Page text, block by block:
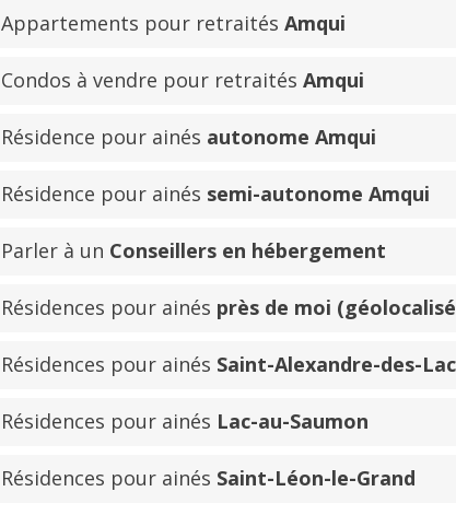
Appartements pour retraités Amqui
Condos à vendre pour retraités Amqui
Résidence pour ainés autonome Amqui
Résidence pour ainés semi-autonome Amqui
Parler à un Conseillers en hébergement
Résidences pour ainés près de moi
Résidences pour ainés Saint-Alexandre-des-
Résidences pour ainés Lac-au-Saumon
Résidences pour ainés Saint-Léon-le-Grand